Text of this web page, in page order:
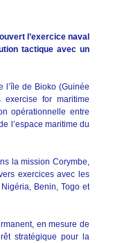
l’exercice naval
tactique avec un
l’île de Bioko (Guinée
exercise for maritime
opérationnelle entre
l’espace maritime du
la mission Corymbe,
exercices avec les
Benin, Togo et
en mesure de
stratégique pour la